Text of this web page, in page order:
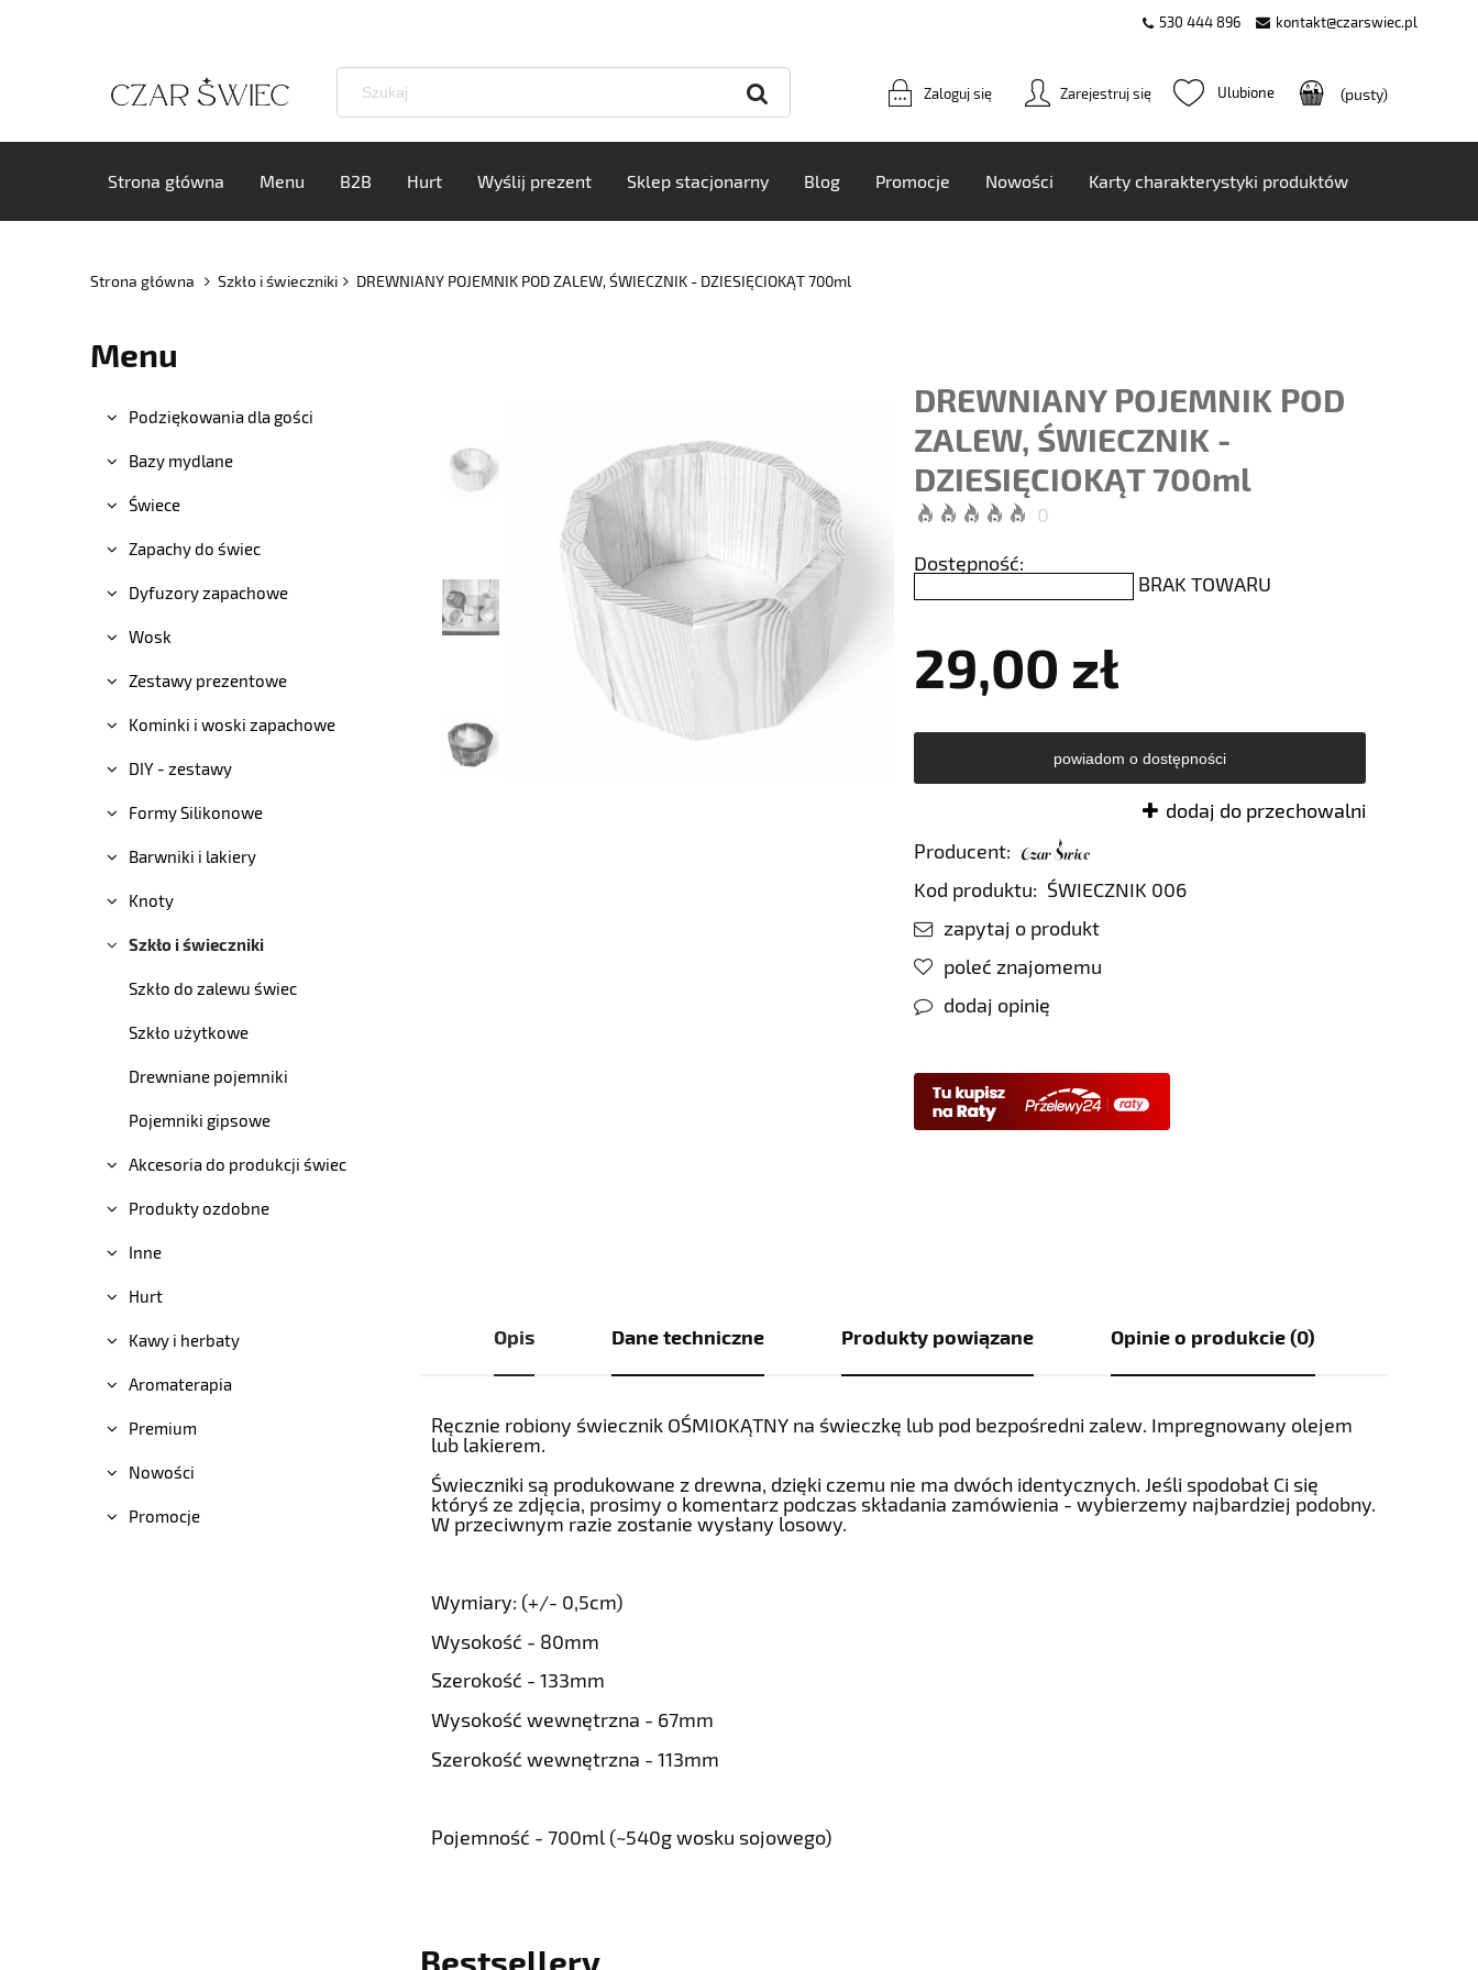
530 444 896 kontakt@czarswiec.pl
Zarejestruj się
Zaloguj się (pusty)
Strona główna Menu B2B Hurt Wyślij prezent Sklep stacjonarny Blog Promocje Nowości Karty charakterystyki produktów
Strona główna Szkło i świeczniki DREWNIANY POJEMNIK POD ZALEW, ŚWIECZNIK - DZIESIĘCIOKĄT 700ml
Menu
Podziękowania dla gości
Bazy mydlane
Świece
Zapachy do świec
Dyfuzory zapachowe
Wosk
Zestawy prezentowe
Kominki i woski zapachowe
DIY - zestawy
Formy Silikonowe
Barwniki i lakiery
Knoty
Szkło i świeczniki
Szkło do zalewu świec
Szkło użytkowe
Drewniane pojemniki
Pojemniki gipsowe
Akcesoria do produkcji świec
Produkty ozdobne
Inne
Hurt
Kawy i herbaty
Aromaterapia
Premium
Nowości
Promocje
DREWNIANY POJEMNIK POD
ZALEW, ŚWIECZNIK -
DZIESIĘCIOKĄT 700ml
0
Dostępność:
BRAK TOWARU
29,00 zł
powiadom o dostępności
dodaj do przechowalni
Producent:
Kod produktu: ŚWIECZNIK 006
zapytaj o produkt
poleć znajomemu
dodaj opinię
Opis Dane techniczne Produkty powiązane Opinie o produkcie (0)
Ręcznie robiony świecznik OŚMIOKĄTNY na świeczkę lub pod bezpośredni zalew. Impregnowany olejem
lub lakierem.
Świeczniki są produkowane z drewna, dzięki czemu nie ma dwóch identycznych. Jeśli spodobał Ci się
któryś ze zdjęcia, prosimy o komentarz podczas składania zamówienia - wybierzemy najbardziej podobny.
W przeciwnym razie zostanie wysłany losowy.
Wymiary: (+/- 0,5cm)
Wysokość - 80mm
Szerokość - 133mm
Wysokość wewnętrzna - 67mm
Szerokość wewnętrzna - 113mm
Pojemność - 700ml (~540g wosku sojowego)
Bestsellery